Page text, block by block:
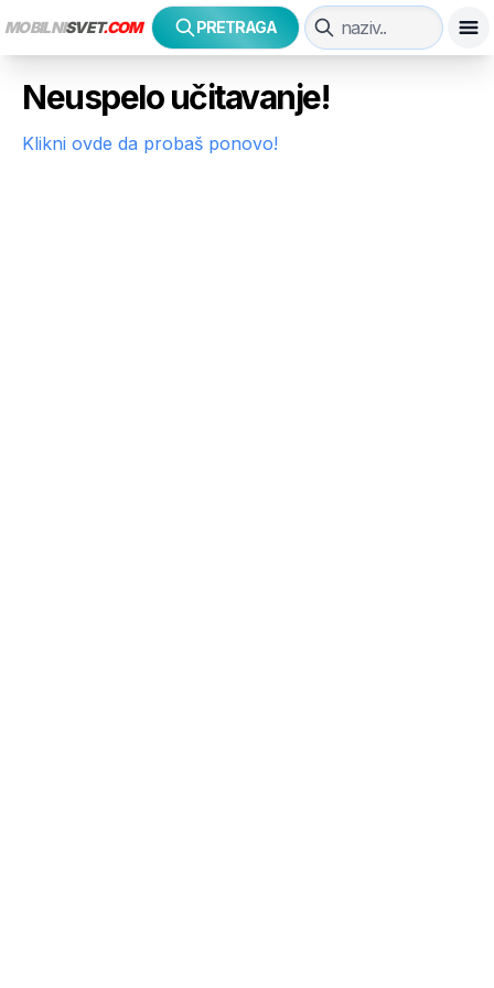
MOBILNISVET.COM PRETRAGA
Neuspelo učitavanje!
Klikni ovde da probaš ponovo!